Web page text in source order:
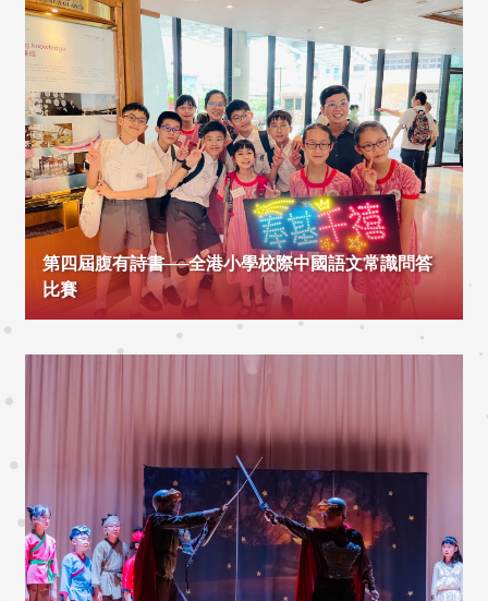
第四屆腹有詩書──全港小學校際中國語文常識問答
比賽